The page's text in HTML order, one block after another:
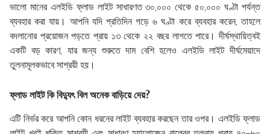
ভালো মানের এলইডি ফ্লাড লাইট সাধারণত ৩০,০০০ থেকে ৫০,০০০ ঘণ্টা পর্যন্ত
ব্যবহার করা যায়। আপনি যদি প্রতিদিন গড়ে ৬ ঘণ্টা করে ব্যবহার করেন, তাহলে
বদলানোর প্রয়োজন পড়তে প্রায় ১৩ থেকে ২২ বছর লাগতে পারে। দীর্ঘস্থায়িত্বই
একটি বড় কারণ, যার জন্য শুরুতে দাম বেশি হলেও এলইডি লাইট দীর্ঘমেয়াদে
তুলনামূলকভাবে সাশ্রয়ী হয়।
ফ্লাড লাইট কি বিদ্যুৎ বিল অনেক বাড়িয়ে দেয়?
এটি নির্ভর করে আপনি কোন ধরনের লাইট ব্যবহার করছেন তার ওপর। এলইডি ফ্লাড